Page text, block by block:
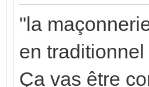
"la
en traditionnel
Ça vas être